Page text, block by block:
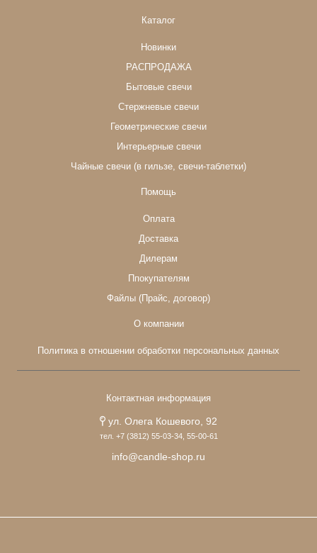
Каталог
Новинки
РАСПРОДАЖА
Бытовые свечи
Стержневые свечи
Геометрические свечи
Интерьерные свечи
Чайные свечи (в гильзе, свечи-таблетки)
Помощь
Оплата
Доставка
Дилерам
Ппокупателям
Файлы (Прайс, договор)
О компании
Политика в отношении обработки персональных данных
Контактная информация
ул. Олега Кошевого, 92
тел. +7 (3812) 55-03-34, 55-00-61
info@candle-shop.ru